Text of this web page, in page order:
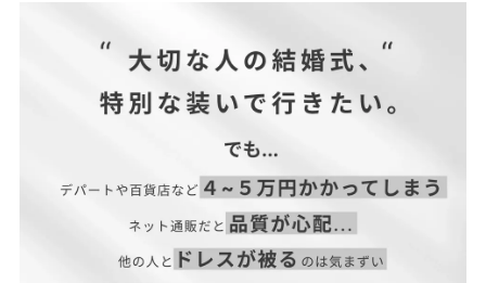
■裏地：あり
■ファスナー：背面あり
※美しいシルエット・デザイン性を重視するため、コンシールフ
■付属品：ボタン×1